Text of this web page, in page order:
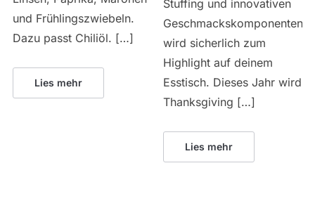
und Frühlingszwiebeln.
Dazu passt Chiliöl. […]
Lies mehr
Stuffing und innovativen
Geschmackskomponenten,
wird sicherlich zum
Highlight auf deinem
Esstisch. Dieses Jahr wird
Thanksgiving […]
Lies mehr